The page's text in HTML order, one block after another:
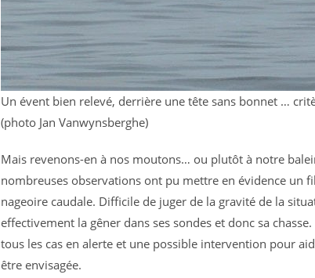
Un évent bien relevé, derrière une tête sans bonnet …
(photo Jan Vanwynsberghe)
Mais revenons-en à nos moutons… ou plutôt à notre
nombreuses observations ont pu mettre en évidence un
nageoire caudale. Difficile de juger de la gravité de la
effectivement la gêner dans ses sondes et donc sa
tous les cas en alerte et une possible intervention pour
être envisagée.